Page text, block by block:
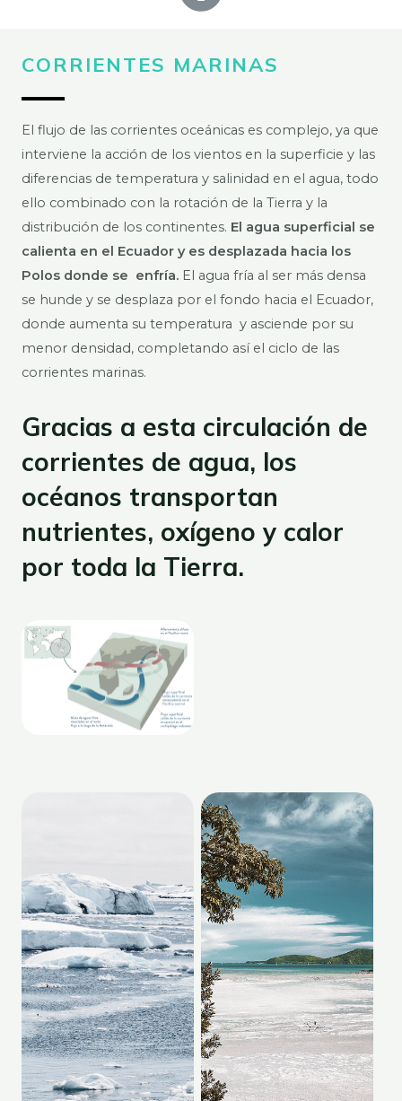
CORRIENTES MARINAS
El flujo de las corrientes oceánicas es complejo, ya que
interviene la acción de los vientos en la superficie y las
diferencias de temperatura y salinidad en el agua, todo
ello combinado con la rotación de la Tierra y la
distribución de los continentes. El agua superficial se
calienta en el Ecuador y es desplazada hacia los
Polos donde se enfría. El agua fría al ser más densa
se hunde y se desplaza por el fondo hacia el Ecuador,
donde aumenta su temperatura y asciende por su
menor densidad, completando así el ciclo de las
corrientes marinas.
Gracias a esta circulación de
corrientes de agua, los
océanos transportan
nutrientes, oxígeno y calor
por toda la Tierra.